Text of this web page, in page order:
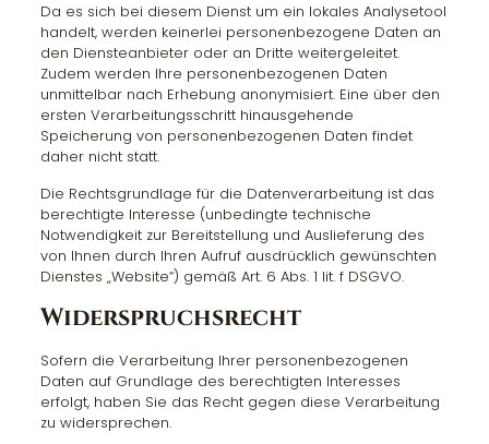
Da es sich bei diesem Dienst um ein lokales Analysetool
handelt, werden keinerlei personenbezogene Daten an
den Diensteanbieter oder an Dritte weitergeleitet.
Zudem werden Ihre personenbezogenen Daten
unmittelbar nach Erhebung anonymisiert. Eine über den
ersten Verarbeitungsschritt hinausgehende
Speicherung von personenbezogenen Daten findet
daher nicht statt.
Die Rechtsgrundlage für die Datenverarbeitung ist das
berechtigte Interesse (unbedingte technische
Notwendigkeit zur Bereitstellung und Auslieferung des
von Ihnen durch Ihren Aufruf ausdrücklich gewünschten
Dienstes „Website“) gemäß Art. 6 Abs. 1 lit. f DSGVO.
Widerspruchsrecht
Sofern die Verarbeitung Ihrer personenbezogenen
Daten auf Grundlage des berechtigten Interesses
erfolgt, haben Sie das Recht gegen diese Verarbeitung
zu widersprechen.